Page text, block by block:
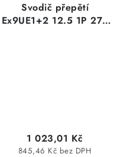
Svodič přepětí
Ex9UE1+2 12.5 1P 275
845,46 Kč bez DPH
1 023,01 Kč